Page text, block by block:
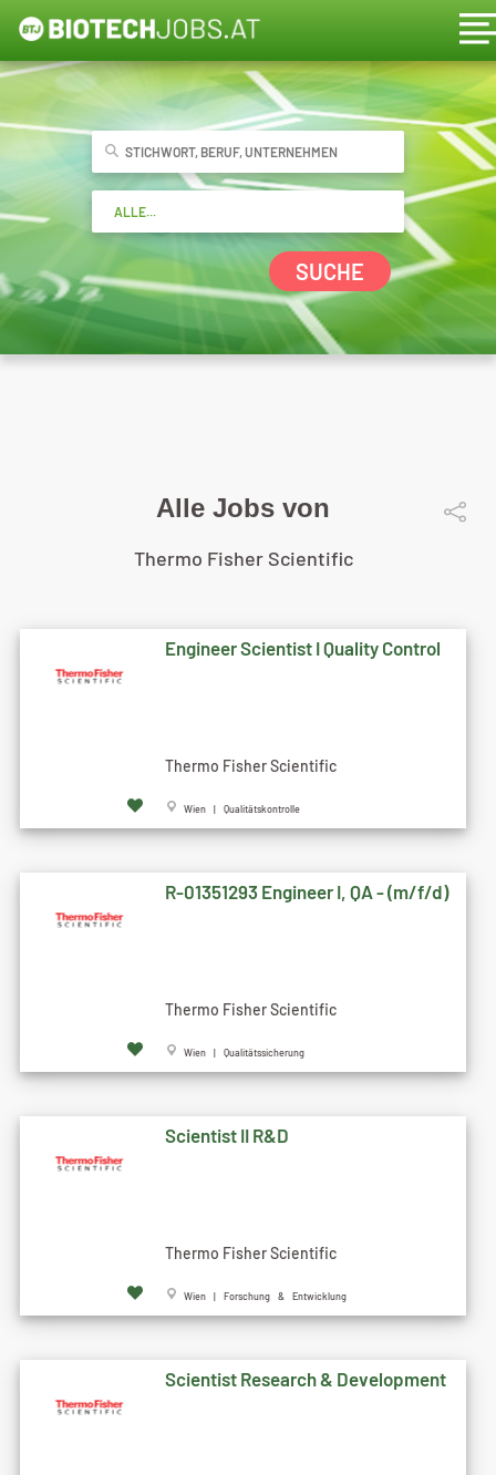
SUCHE
Alle Jobs von
Thermo Fisher Scientific
Engineer Scientist I Quality Control
Thermo Fisher Scientific
Wien | Qualitätskontrolle
R-01351293 Engineer I, QA - (m/f/d)
Thermo Fisher Scientific
Wien | Qualitätssicherung
Scientist II R&D
Thermo Fisher Scientific
Wien | Forschung & Entwicklung
Scientist Research & Development